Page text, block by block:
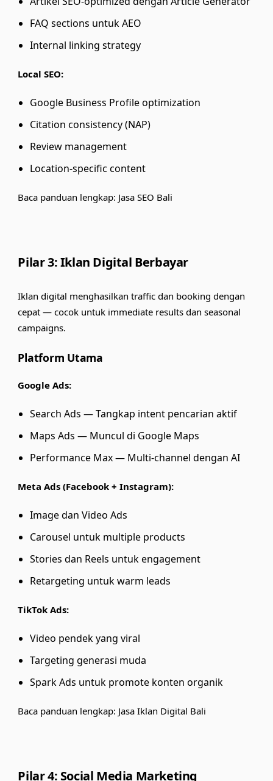
FAQ sections untuk AEO
Internal linking strategy
Local SEO:
Google Business Profile optimization
Citation consistency (NAP)
Review management
Location-specific content
Baca panduan lengkap: Jasa SEO Bali
Pilar 3: Iklan Digital Berbayar
Iklan digital menghasilkan traffic dan booking dengan
cepat — cocok untuk immediate results dan seasonal
campaigns.
Platform Utama
Google Ads:
Search Ads — Tangkap intent pencarian aktif
Maps Ads — Muncul di Google Maps
Performance Max — Multi-channel dengan AI
Meta Ads (Facebook + Instagram):
Image dan Video Ads
Carousel untuk multiple products
Stories dan Reels untuk engagement
Retargeting untuk warm leads
TikTok Ads:
Video pendek yang viral
Targeting generasi muda
Spark Ads untuk promote konten organik
Baca panduan lengkap: Jasa Iklan Digital Bali
Pilar 4: Social Media Marketing